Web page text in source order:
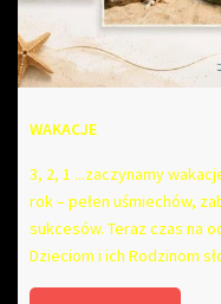
WAKACJE
3, 2, 1 ...zaczynamy
rok – pełen uśmiechów,
sukcesów. Teraz czas na
Dzieciom i ich Rodzinom